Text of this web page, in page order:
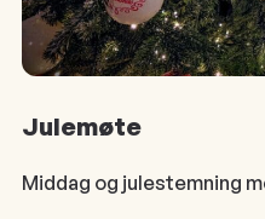
Julemøte
Middag og julestemning